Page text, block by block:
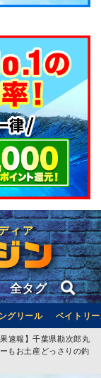
ィア
全タグ
グリール ベイトリ
果速報】千葉県勘次郎丸
もお土産どっさりの釣